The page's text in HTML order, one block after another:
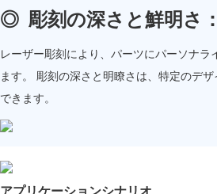
◎ 彫刻の深さと鮮明さ：
レーザー彫刻により、パーツにパーソナ
ます。 彫刻の深さと明瞭さは、特定のデ
できます。